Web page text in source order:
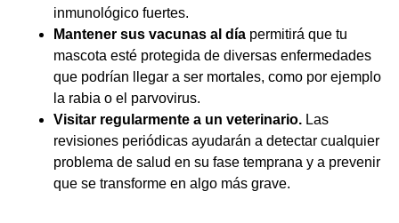
inmunológico fuertes.
Mantener sus vacunas al día permitirá que tu
mascota esté protegida de diversas enfermedades
que podrían llegar a ser mortales, como por ejemplo
la rabia o el parvovirus.
Visitar regularmente a un veterinario. Las
revisiones periódicas ayudarán a detectar cualquier
problema de salud en su fase temprana y a prevenir
que se transforme en algo más grave.